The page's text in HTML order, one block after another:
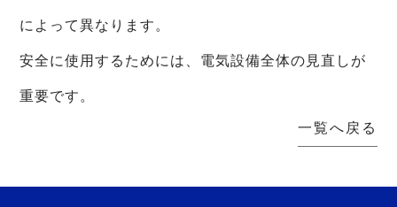
によって異なります。
安全に使用するためには、電気設備全体の見直しが
重要です。
一覧へ戻る